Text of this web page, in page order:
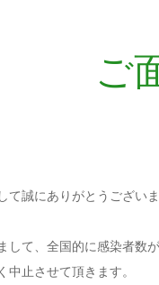
ご
誠にありがとうございま
して、全国的に感染者数
止させて頂きます。